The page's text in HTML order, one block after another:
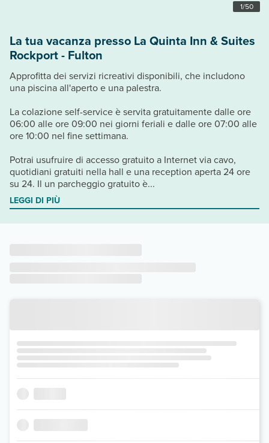
1/50
La tua vacanza presso La Quinta Inn & Suites
Rockport - Fulton
Approfitta dei servizi ricreativi disponibili, che includono
una piscina all'aperto e una palestra.
La colazione self-service è servita gratuitamente dalle ore
06:00 alle ore 09:00 nei giorni feriali e dalle ore 07:00 alle
ore 10:00 nel fine settimana.
Potrai usufruire di accesso gratuito a Internet via cavo,
quotidiani gratuiti nella hall e una reception aperta 24 ore
su 24. Il un parcheggio gratuito è...
LEGGI DI PIÙ